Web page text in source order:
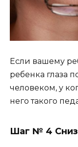
Если вашему
ребенка глаза
человеком, у
него такого
Шаг № 4